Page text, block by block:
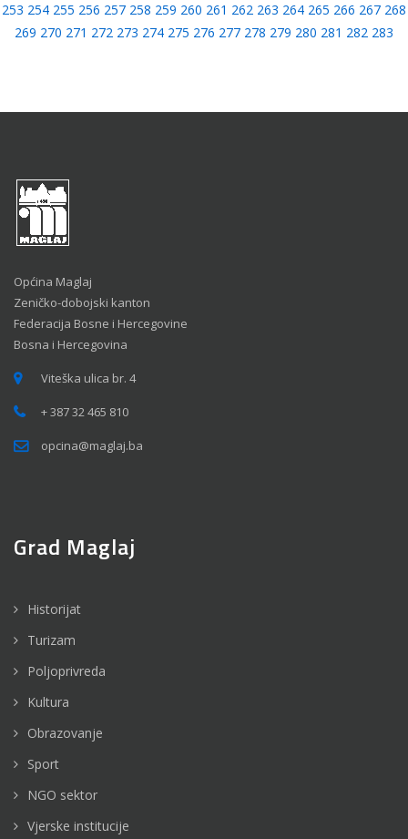
253 254 255 256 257 258 259 260 261 262 263 264 265 266 267 268
269 270 271 272 273 274 275 276 277 278 279 280 281 282 283
Općina Maglaj
Zeničko-dobojski kanton
Federacija Bosne i Hercegovine
Bosna i Hercegovina
Viteška ulica br. 4
+ 387 32 465 810
opcina@maglaj.ba
Grad Maglaj
Historijat
Turizam
Poljoprivreda
Kultura
Obrazovanje
Sport
NGO sektor
Vjerske institucije